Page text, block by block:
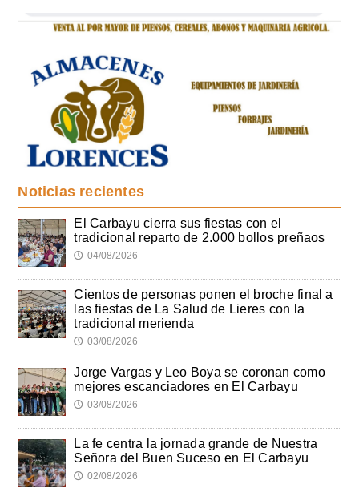
Noticias recientes
El Carbayu cierra sus fiestas con el
tradicional reparto de 2.000 bollos preñaos
🕔 04/08/2026
Cientos de personas ponen el broche final a
las fiestas de La Salud de Lieres con la
tradicional merienda
🕔 03/08/2026
Jorge Vargas y Leo Boya se coronan como
mejores escanciadores en El Carbayu
🕔 03/08/2026
La fe centra la jornada grande de Nuestra
Señora del Buen Suceso en El Carbayu
🕔 02/08/2026